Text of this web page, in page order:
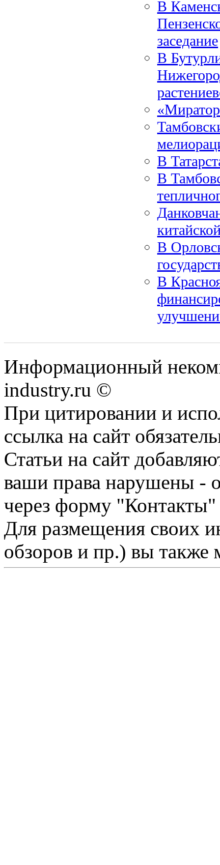
В
заседание
В
В
В
В
В
Информационный
industry.ru ©
При цитировании и
ссылка на сайт
Статьи на сайт
ваши права нарушены -
через форму "Контакты"
Для размещения своих
обзоров и пр.) вы также